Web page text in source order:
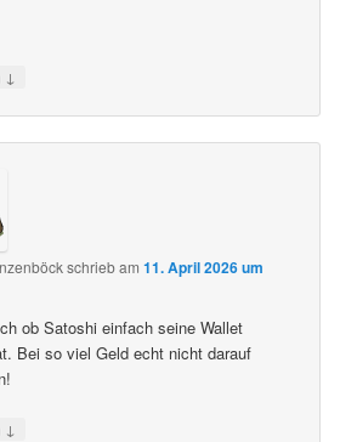
↓
schriebam11. April 2026 um
ob Satoshi einfach seine Wallet
Bei so viel Geld echt nicht darauf
↓